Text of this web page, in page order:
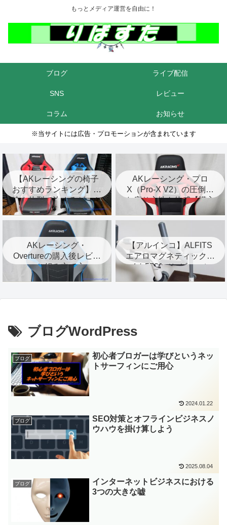
もっとメディア運営を自由に！
ブログ ライブ配信
SNS レビュー
コラム お知らせ
※当サイトには広告・プロモーションが含まれています
【AKレーシングの椅子
おすすめランキング】用
途や体型で決めるゲーミ
ングチェア
AKレーシング・プロ
X（Pro-X V2）の圧倒的
な座り心地を体感【購入
レビュー】
AKレーシング・
Overtureの購入後レビュ
ーと組み立て方
【アルインコ】ALFITS
エアロマグネティックバ
イク5721（レビュー）
ブログWordPress
ブログ
初心者ブロガーは学びというネッ
トサーフィンにご用心
2024.01.22
ブログ
SEO対策とオフラインビジネスノ
ウハウを掛け算しよう
2025.08.04
ブログ
インターネットビジネスにおける
3つの大きな嘘